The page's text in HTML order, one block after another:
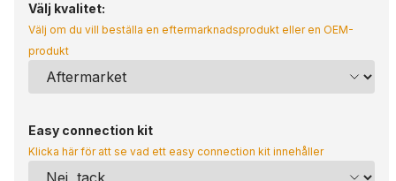
Välj kvalitet:
Välj om du vill beställa en eftermarknadsprodukt eller en OEM-
produkt
Easy connection kit
Klicka här för att se vad ett easy connection kit innehåller